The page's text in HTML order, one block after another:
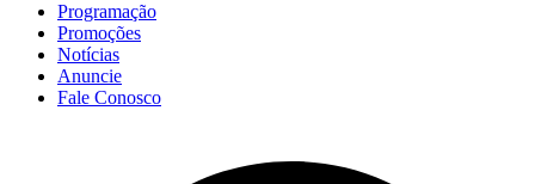
Programação
Promoções
Notícias
Anuncie
Fale Conosco